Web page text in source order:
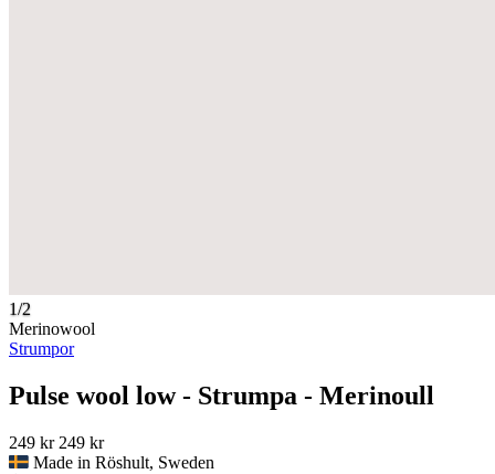
1/2
Merinowool
Strumpor
Pulse wool low - Strumpa - Merinoull
249 kr 249 kr
Made in Röshult, Sweden